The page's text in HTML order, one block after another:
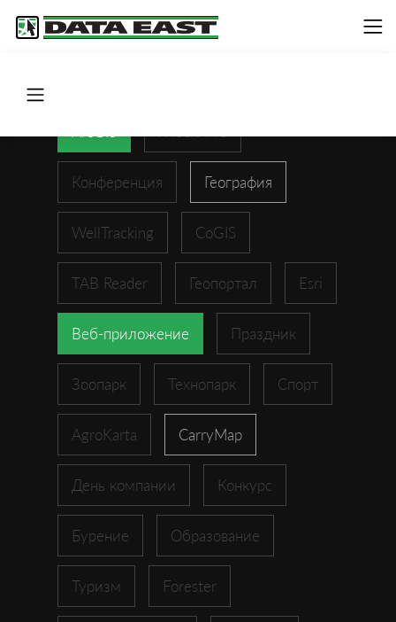
Конференция География
WellTracking CoGIS
TAB Reader Геопортал Esri
Веб-приложение Праздник
Зоопарк Технопарк Спорт
AgroKarta CarryMap
День компании Конкурс
Бурение Образование
Туризм Forester